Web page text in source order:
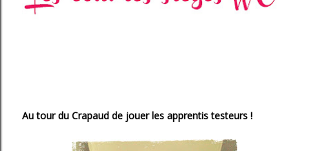
Au tour du Crapaud de jouer les apprentis testeurs !